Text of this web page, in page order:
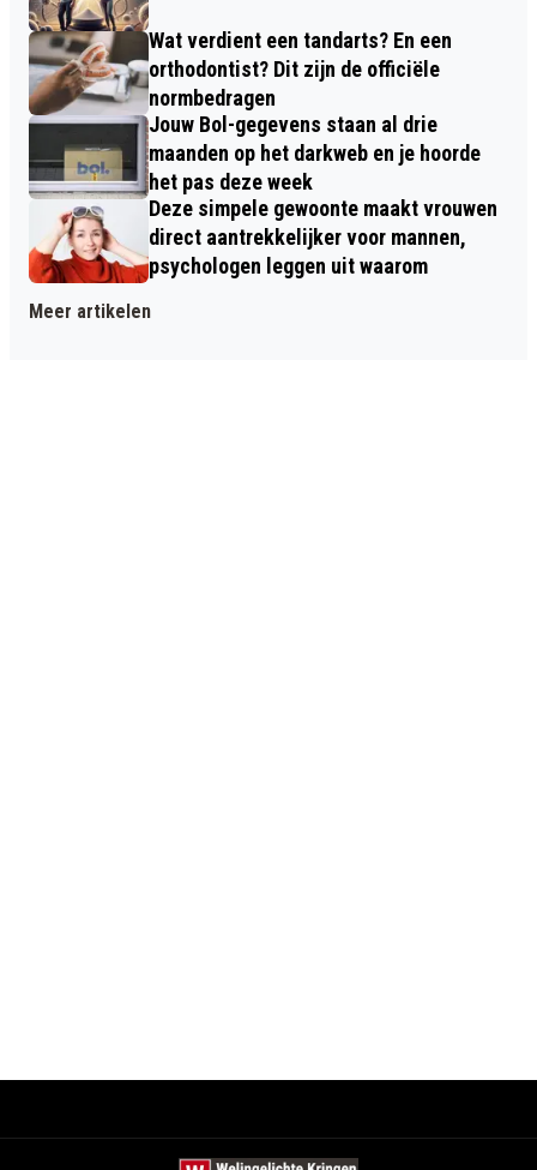
Wat verdient een tandarts? En een
orthodontist? Dit zijn de officiële
normbedragen
Jouw Bol-gegevens staan al drie
maanden op het darkweb en je hoorde
het pas deze week
Deze simpele gewoonte maakt vrouwen
direct aantrekkelijker voor mannen,
psychologen leggen uit waarom
Meer artikelen